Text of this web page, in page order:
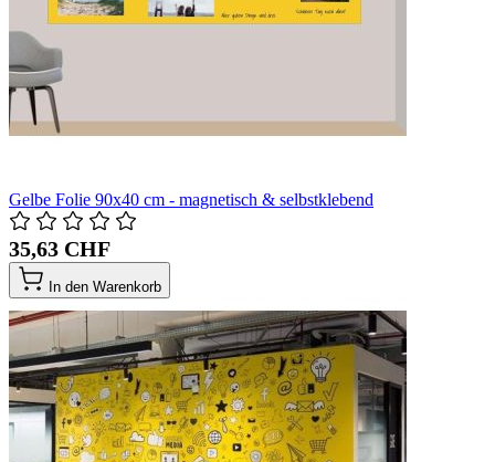
Gelbe Folie 90x40 cm - magnetisch & selbstklebend
35,63 CHF
In den Warenkorb